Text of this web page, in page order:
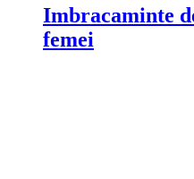
Imbracaminte
femei